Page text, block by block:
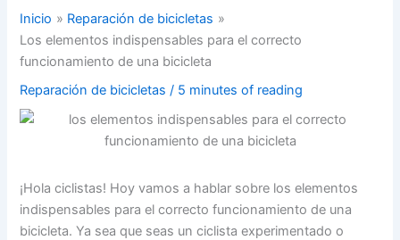
Inicio
Reparación de bicicletas
Los elementos indispensables para el correcto
funcionamiento de una bicicleta
Reparación de bicicletas / 5 minutes of reading
¡Hola ciclistas! Hoy vamos a hablar sobre los elementos
indispensables para el correcto funcionamiento de una
bicicleta. Ya sea que seas un ciclista experimentado o